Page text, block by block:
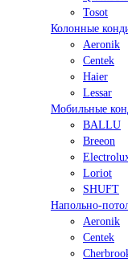
Tosot
Колонные
Aeronik
Centek
Haier
Lessar
Мобильные
BALLU
Breeon
Loriot
SHUFT
Напольно-
Aeronik
Centek